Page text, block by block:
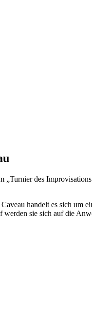
des
handelt es sich um
sie sich auf die